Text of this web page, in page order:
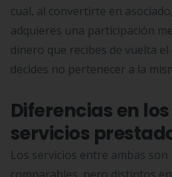
cual, al convertirte en asociado,
adquieres una participación
dinero que recibes de vuelta el
decides no pertenecer a la
Diferencias en los
servicios
Los servicios entre ambas son